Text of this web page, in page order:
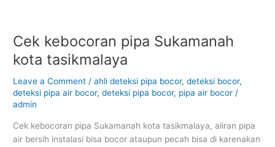
Cek kebocoran pipa Sukamanah
kota tasikmalaya
Leave a Comment /ahli deteksi pipa bocor,deteksi bocor,
deteksi pipa air bocor,deteksi pipa bocor, pipa air bocor /
admin
Cek kebocoran pipa Sukamanah kota tasikmalaya, aliran pipa
air bersih instalasi bisa bocor ataupun pecah bisa di karenakan
Cek
kebocoran
pipa
Sukamanah
kota
tasikmalaya